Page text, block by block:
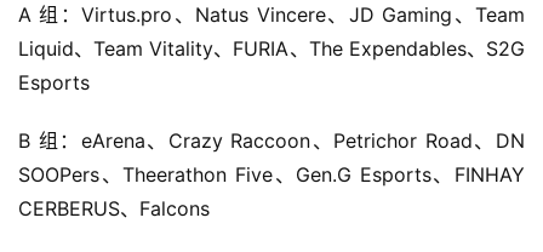
A 组：Virtus.pro、Natus Vincere、JD Gaming、Team
Liquid、Team Vitality、FURIA、The Expendables、S2G
Esports
B 组：eArena、Crazy Raccoon、Petrichor Road、DN
SOOPers、Theerathon Five、Gen.G Esports、FINHAY
CERBERUS、Falcons